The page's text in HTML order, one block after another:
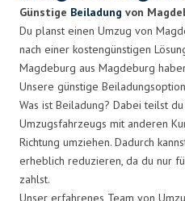
Günstige Beiladung von
Du planst einen Umzug von
nach einer kostengünstigen
Magdeburg aus Magdeburg
Unsere günstige
Was ist Beiladung? Dabei teilst
Umzugsfahrzeugs mit anderen
Richtung umziehen. Dadurch
erheblich reduzieren, da du nur
zahlst.
Unser erfahrenes Team von